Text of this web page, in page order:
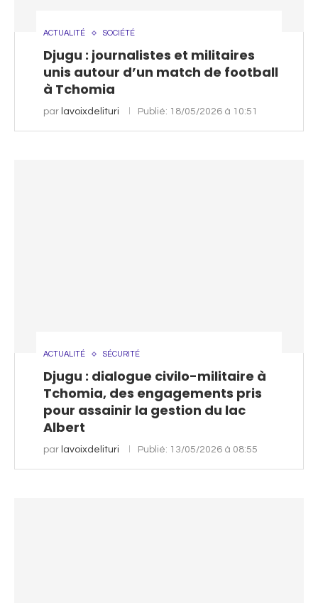
ACTUALITÉ SOCIÉTÉ
Djugu : journalistes et militaires
unis autour d’un match de football
à Tchomia
par lavoixdelituri Publié: 18/05/2026 à 10:51
ACTUALITÉ SÉCURITÉ
Djugu : dialogue civilo-militaire à
Tchomia, des engagements pris
pour assainir la gestion du lac
Albert
par lavoixdelituri Publié: 13/05/2026 à 08:55